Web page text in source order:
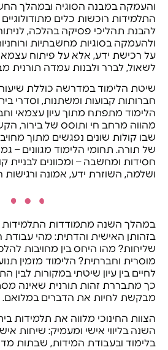
והעמקה במבנה הסוגיה ובמהלך
התלמידות רוכשות כלים מתודולוגיים
להבנת תהליכי פסיקה בהלכה,
ולהעמקה בסוגיות מחשבתיות
על רכישת ידע, אלא על פיתוח
לשאול, לברר ולבנות עמדה תורנית
שיטת הלימוד במדרשה כוללת
חברותות קבועות ומשתנות, וסדרי
הלימוד מתפתח מתוך עיון עצמאי
מהווה מרחב חי ותוסס של בירור,
שבו קולות שונים נפגשים מתוך
של תורה. תחומי הלימוד מגוונים –
חסידות ומחשבה – ומכוונים לבניית
ושלמה, השוזרת ידע, אמונה ורגישות
במהלך השנה מתמודדות התלמידות
בזהותן האישית והדתית: מהי עבודת
שליחות? מהו היחס בין מחויבות
מוסרית וחברתית? הלימוד מזמין
לחיים בין עיון שיטתי במקורות לבין
כך מתבררת זהות תורנית שאינה
מבקשת לחיות את הדברים במלואם.
הצוות החינוכי מלווה את תלמידות
השנה בליווי אישי ומעמיק: שיחות
בלימוד ובעבודת המידות, שבתות